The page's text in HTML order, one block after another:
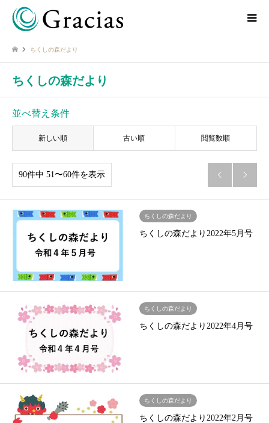
ちくしの森だより
ちくしの森だより
並べ替え条件
新しい順 古い順 閲覧数順
90件中 51〜60件を表示  
ちくしの森だより
ちくしの森だより2022年5月号
ちくしの森だより
ちくしの森だより2022年4月号
ちくしの森だより
ちくしの森だより2022年2月号